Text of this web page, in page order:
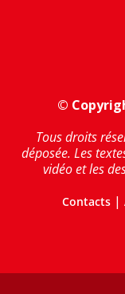
©
Tous droits
déposée. Les
vidéo et les
Contacts|